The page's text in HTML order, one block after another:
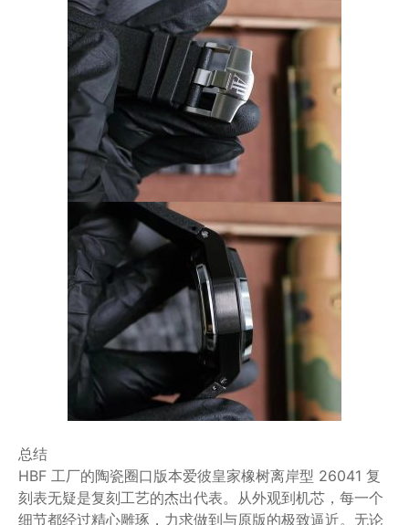
总结
HBF 工厂的陶瓷圈口版本爱彼皇家橡树离岸型 26041 复
刻表无疑是复刻工艺的杰出代表。从外观到机芯，每一个
细节都经过精心雕琢，力求做到与原版的极致逼近。无论